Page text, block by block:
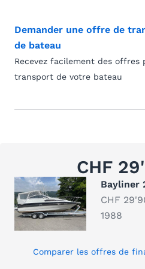
Demander une offre de
de bateau
Recevez facilement des offres
transport de votre bateau
CHF
Bayliner
CHF
1988
Comparer les offres de